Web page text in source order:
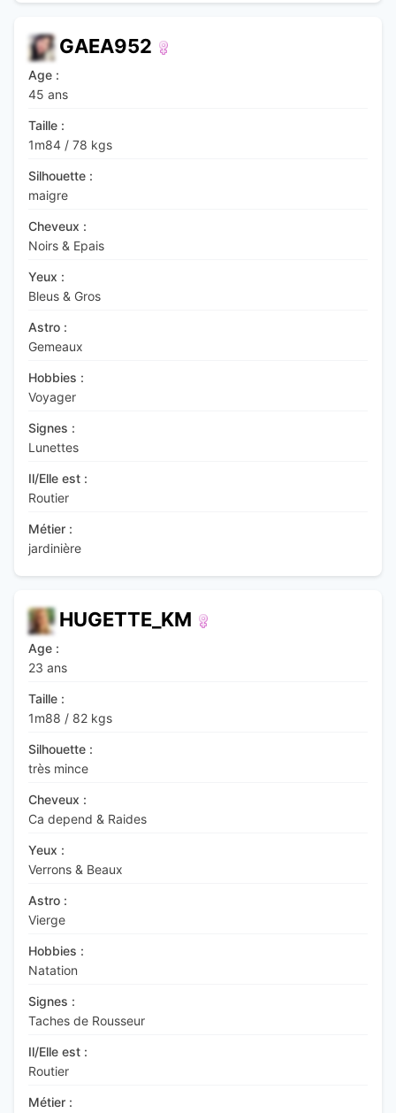
GAEA952
Age :
45 ans
Taille :
1m84 / 78 kgs
Silhouette :
maigre
Cheveux :
Noirs & Epais
Yeux :
Bleus & Gros
Astro :
Gemeaux
Hobbies :
Voyager
Signes :
Lunettes
Il/Elle est :
Routier
Métier :
jardinière
HUGETTE_KM
Age :
23 ans
Taille :
1m88 / 82 kgs
Silhouette :
très mince
Cheveux :
Ca depend & Raides
Yeux :
Verrons & Beaux
Astro :
Vierge
Hobbies :
Natation
Signes :
Taches de Rousseur
Il/Elle est :
Routier
Métier :